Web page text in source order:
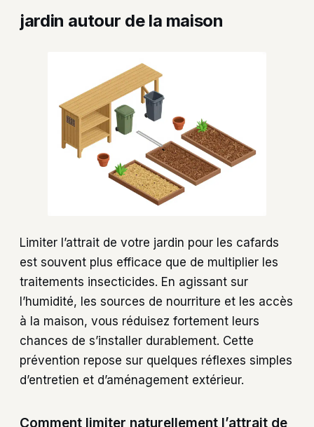
jardin autour de la maison
Limiter l’attrait de votre jardin pour les cafards
est souvent plus efficace que de multiplier les
traitements insecticides. En agissant sur
l’humidité, les sources de nourriture et les accès
à la maison, vous réduisez fortement leurs
chances de s’installer durablement. Cette
prévention repose sur quelques réflexes simples
d’entretien et d’aménagement extérieur.
Comment limiter naturellement l’attrait de